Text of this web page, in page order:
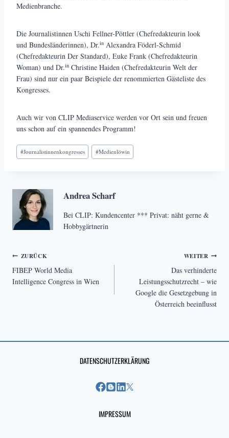
Medienbranche.
Die Journalistinnen Uschi Fellner-Pöttler (Chefredakteurin look
und Bundesländerinnen), Dr.in Alexandra Föderl-Schmid
(Chefredakteurin Der Standard), Euke Frank (Chefredakteurin
Woman) und Dr.in Christine Haiden (Chefredakteurin Welt der
Frau) sind nur ein paar Beispiele der renommierten Gästeliste des
Kongresses.
Auch wir von CLIP Mediaservice werden vor Ort sein und freuen
uns schon auf ein spannendes Programm!
Schlagworte:
#Journalistinnenkongresses #Medienlöwin
Andrea Scharf
Bei CLIP: Kundencenter *** Privat: näht gerne &
Hobbygärtnerin
Beitragsnavigation
ZURÜCK
FIBEP World Media
Intelligence Congress in Wien
WEITER
Das verhinderte
Leistungsschutzrecht – wie
Google die Gesetzgebung in
Österreich beeinflusst
DATENSCHUTZERKLÄRUNG
IMPRESSUM